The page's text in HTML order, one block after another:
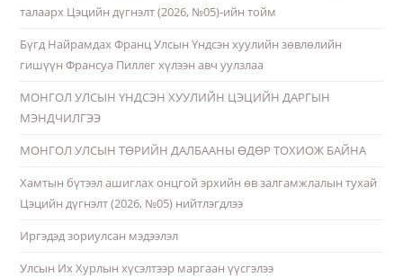
талаарх Цэцийн дүгнэлт (2026, №05)-ийн тойм
Бүгд Найрамдах Франц Улсын Үндсэн хуулийн зөвлөлийн
гишүүн Франсуа Пиллег хүлээн авч уулзлаа
МОНГОЛ УЛСЫН ҮНДСЭН ХУУЛИЙН ЦЭЦИЙН ДАРГЫН
МЭНДЧИЛГЭЭ
МОНГОЛ УЛСЫН ТӨРИЙН ДАЛБААНЫ ӨДӨР ТОХИОЖ БАЙНА
Хамтын бүтээл ашиглах онцгой эрхийн өв залгамжлалын тухай
Цэцийн дүгнэлт (2026, №05) нийтлэгдлээ
Иргэдэд зориулсан мэдээлэл
Улсын Их Хурлын хүсэлтээр маргаан үүсгэлээ